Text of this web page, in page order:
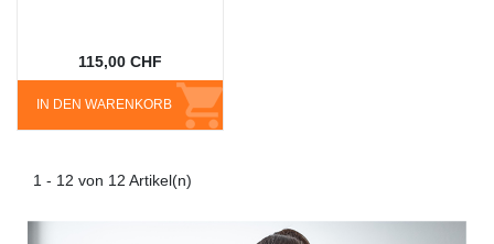
IN DEN WARENKORB
115,00 CHF
1 - 12 von 12 Artikel(n)